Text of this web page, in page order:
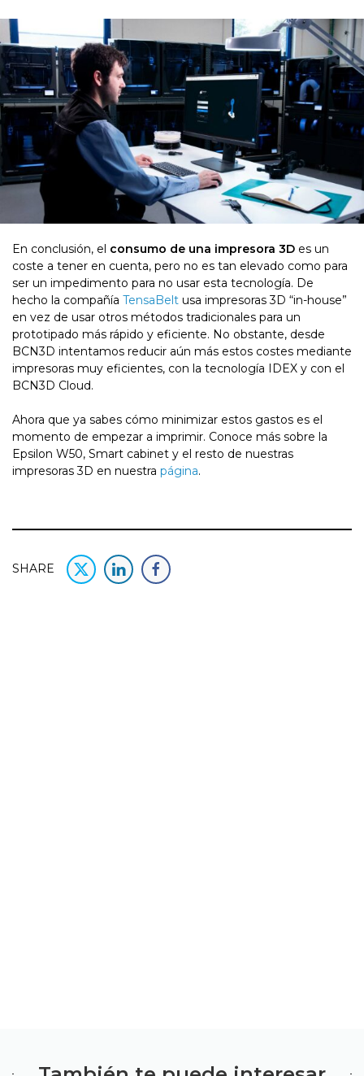
En conclusión, el consumo de una impresora 3D es un
coste a tener en cuenta, pero no es tan elevado como para
ser un impedimento para no usar esta tecnología. De
hecho la compañía TensaBelt usa impresoras 3D “in-house”
en vez de usar otros métodos tradicionales para un
prototipado más rápido y eficiente. No obstante, desde
BCN3D intentamos reducir aún más estos costes mediante
impresoras muy eficientes, con la tecnología IDEX y con el
BCN3D Cloud.
Ahora que ya sabes cómo minimizar estos gastos es el
momento de empezar a imprimir. Conoce más sobre la
Epsilon W50, Smart cabinet y el resto de nuestras
impresoras 3D en nuestra página.
SHARE